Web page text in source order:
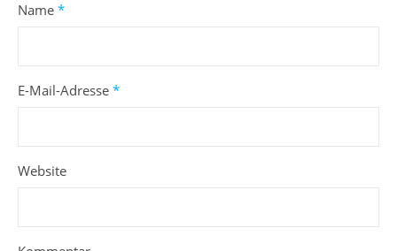
Name *
E-Mail-Adresse *
Website